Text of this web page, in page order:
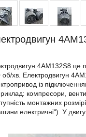
4АМ132S8 це
об/хв. Електродвигун
із
компресори,
монтажних
електричні"). У